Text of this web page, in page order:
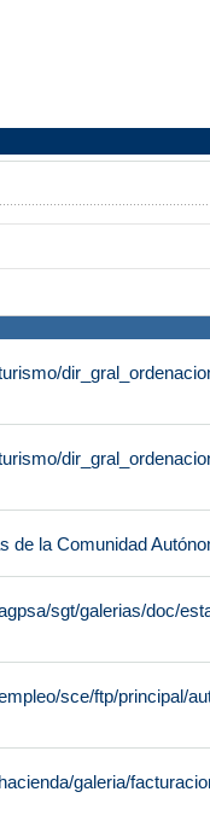
de la Comunidad
sgt/galerias/doc/
sce/ftp/principal/
galeria/